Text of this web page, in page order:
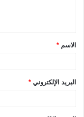
ق
*الاسم *
البريد الإلكتروني *